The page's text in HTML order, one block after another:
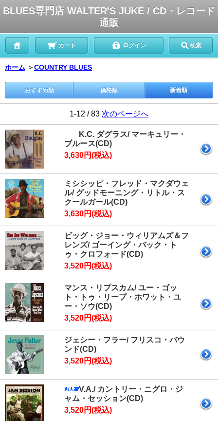
BLUES専門店 WALTER'S JUKE / CD・レコード
通販
カート ログイン 検索
ホーム ＞COUNTRY BLUES
おすすめ順 価格順 新着順
1-12 / 83 次のページへ
K.C. ダグラス/ マーキュリー・
ブルース(CD)
3,630円(税込)
ミシシッピ・フレッド・マクダウェ
ル/ グッドモーニング・リトル・ス
クールガール(CD)
3,630円(税込)
ビッグ・ジョー・ウィリアムズ＆フ
レンズ/ ゴーイング・バック・ト
ゥ・クロフォード(CD)
3,520円(税込)
マンス・リプスカム/ ユー・ゴッ
ト・トゥ・リープ・ホワット・ユ
ー・ソウ(CD)
3,520円(税込)
ジェシー・フラー/ フリスコ・バウ
ンド(CD)
3,520円(税込)
V.A./ カントリー・ニグロ・ジ
ャム・セッション(CD)
3,520円(税込)